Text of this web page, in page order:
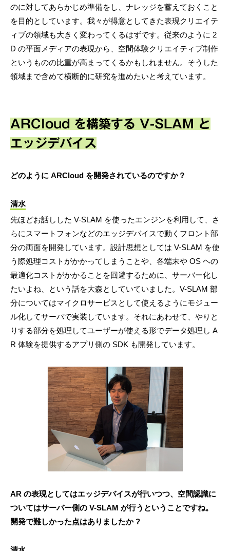
のに対してあらかじめ準備をし、ナレッジを蓄えておくこと
を目的としています。我々が得意としてきた表現クリエイテ
ィブの領域も大きく変わってくるはずです。従来のように 2
D の平面メディアの表現から、空間体験クリエイティブ制作
というものの比重が高まってくるかもしれません。そうした
領域まで含めて横断的に研究を進めたいと考えています。
ARCloud を構築する V-SLAM と
エッジデバイス
どのように ARCloud を開発されているのですか？
清水
先ほどお話しした V-SLAM を使ったエンジンを利用して、さ
らにスマートフォンなどのエッジデバイスで動くフロント部
分の両面を開発しています。設計思想としては V-SLAM を使
う際処理コストがかかってしまうことや、各端末や OS ヘの
最適化コストがかかることを回避するために、サーバー化し
たいよね、という話を大森としていていました。V-SLAM 部
分についてはマイクロサービスとして使えるようにモジュー
ル化してサーバで実装しています。それにあわせて、やりと
りする部分を処理してユーザーが使える形でデータ処理し A
R 体験を提供するアプリ側の SDK も開発しています。
AR の表現としてはエッジデバイスが行いつつ、空間認識に
ついてはサーバー側の V-SLAM が行うということですね。
開発で難しかった点はありましたか ?